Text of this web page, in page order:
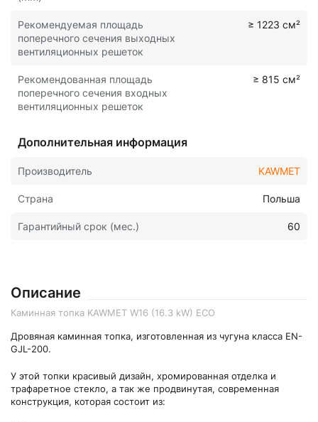
Рекомендуемая площадь
поперечного сечения выходных
вентиляционных решеток
≥ 1223 см²
Рекомендованная площадь
поперечного сечения входных
вентиляционных решеток
≥ 815 см²
Дополнительная информация
Производитель KAWMET
Страна Польша
Гарантийный срок (мес.) 60
Описание
Каминная топка KAWMET W16 (16.3 kW) ECO
Дровяная каминная топка, изготовленная из чугуна класса EN-
GJL-200.
У этой топки красивый дизайн, хромированная отделка и
трафаретное стекло, а так же продвинутая, современная
конструкция, которая состоит из: